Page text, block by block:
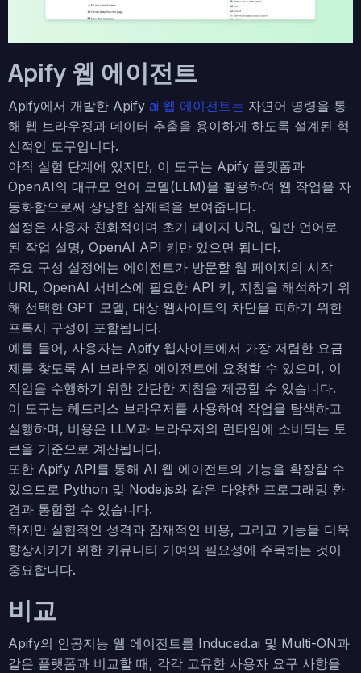
Apify 웹 에이전트
Apify에서 개발한 Apify ai 웹 에이전트는 자연어 명령을 통
해 웹 브라우징과 데이터 추출을 용이하게 하도록 설계된 혁
신적인 도구입니다.
아직 실험 단계에 있지만, 이 도구는 Apify 플랫폼과
OpenAI의 대규모 언어 모델(LLM)을 활용하여 웹 작업을 자
동화함으로써 상당한 잠재력을 보여줍니다.
설정은 사용자 친화적이며 초기 페이지 URL, 일반 언어로
된 작업 설명, OpenAI API 키만 있으면 됩니다.
주요 구성 설정에는 에이전트가 방문할 웹 페이지의 시작
URL, OpenAI 서비스에 필요한 API 키, 지침을 해석하기 위
해 선택한 GPT 모델, 대상 웹사이트의 차단을 피하기 위한
프록시 구성이 포함됩니다.
예를 들어, 사용자는 Apify 웹사이트에서 가장 저렴한 요금
제를 찾도록 AI 브라우징 에이전트에 요청할 수 있으며, 이
작업을 수행하기 위한 간단한 지침을 제공할 수 있습니다.
이 도구는 헤드리스 브라우저를 사용하여 작업을 탐색하고
실행하며, 비용은 LLM과 브라우저의 런타임에 소비되는 토
큰을 기준으로 계산됩니다.
또한 Apify API를 통해 AI 웹 에이전트의 기능을 확장할 수
있으므로 Python 및 Node.js와 같은 다양한 프로그래밍 환
경과 통합할 수 있습니다.
하지만 실험적인 성격과 잠재적인 비용, 그리고 기능을 더욱
향상시키기 위한 커뮤니티 기여의 필요성에 주목하는 것이
중요합니다.
비교
Apify의 인공지능 웹 에이전트를 Induced.ai 및 Multi-ON과
같은 플랫폼과 비교할 때, 각각 고유한 사용자 요구 사항을